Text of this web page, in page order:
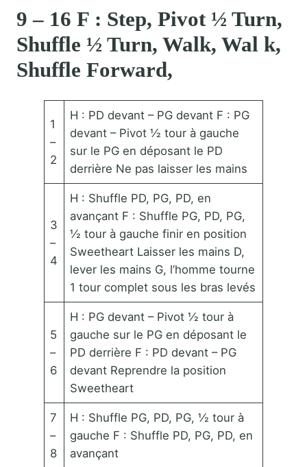
9 – 16 F : Step, Pivot ½ Turn,
Shuffle ½ Turn, Walk, Wal k,
Shuffle Forward,
1
–
2
H : PD devant – PG devant F : PG
devant – Pivot ½ tour à gauche
sur le PG en déposant le PD
derrière Ne pas laisser les mains
3
–
4
H : Shuffle PD, PG, PD, en
avançant F : Shuffle PG, PD, PG,
½ tour à gauche finir en position
Sweetheart Laisser les mains D,
lever les mains G, l’homme tourne
1 tour complet sous les bras levés
5
–
6
H : PG devant – Pivot ½ tour à
gauche sur le PG en déposant le
PD derrière F : PD devant – PG
devant Reprendre la position
Sweetheart
7
–
8
H : Shuffle PG, PD, PG, ½ tour à
gauche F : Shuffle PD, PG, PD, en
avançant